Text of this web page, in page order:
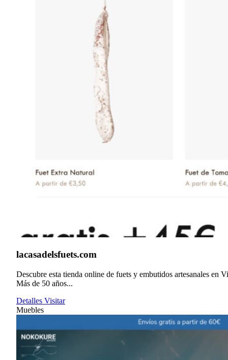
lacasadelsfuets.com
Descubre esta tienda online de fuets y embutidos artesanales en
Más de 50 años...
Detalles Visitar
Muebles